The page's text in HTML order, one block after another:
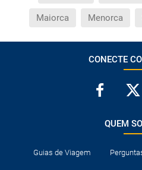
Maiorca Menorca
CONECTE
QUEM
Guias de Viagem